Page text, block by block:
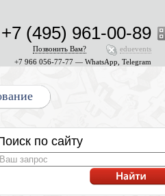
+7 966 056-77-77 — WhatsApp, Telegram
eduevents
Позвонить Вам?
+7 (495) 961-00-89
по сайту